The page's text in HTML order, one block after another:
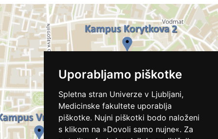
Uporabljamo piškotke
Spletna stran Univerze v Ljubljani,
Medicinske fakultete uporablja
piškotke. Nujni piškotki bodo naloženi
s klikom na »Dovoli samo nujne«. Za